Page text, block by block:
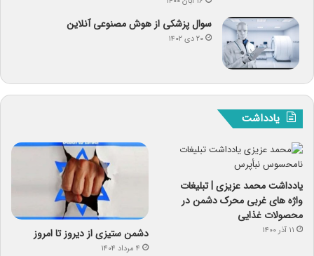
سوال پزشکی از هوش مصنوعی آنلاین
۲۰ دی ۱۴۰۲
یادداشت
یادداشت محمد عزیزی | تبلیغات
واژه های غربی محرک دشمن در
محصولات غذایی
۱۱ آذر ۱۴۰۰ دشمن ستیزی از دیروز تا امروز
۴ مرداد ۱۴۰۴